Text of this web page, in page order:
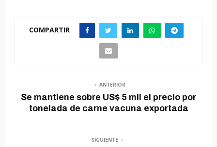
COMPARTIR
ANTERIOR
Se mantiene sobre US$ 5 mil el precio por
tonelada de carne vacuna exportada
SIGUIENTE